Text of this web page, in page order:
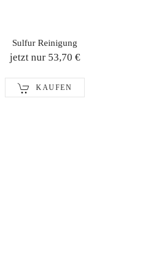
Sulfur Reinigung
jetzt nur 53,70 €
KAUFEN